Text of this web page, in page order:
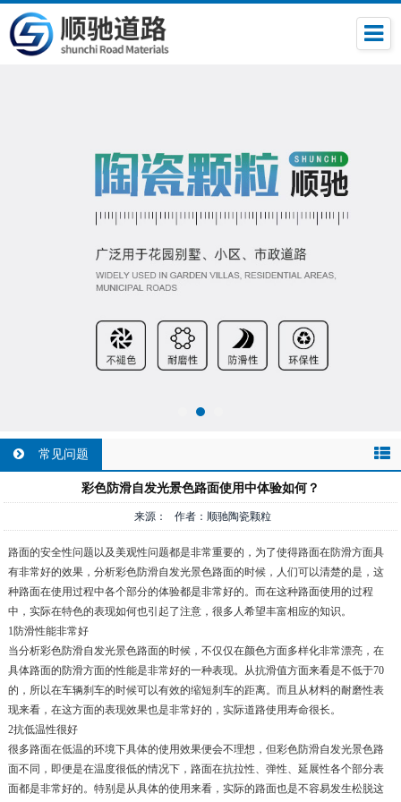
常见问题
彩色防滑自发光景色路面使用中体验如何？
来源： 作者：顺驰陶瓷颗粒
路面的安全性问题以及美观性问题都是非常重要的，为了使得路面在防滑方面具
有非常好的效果，分析彩色防滑自发光景色路面的时候，人们可以清楚的是，这
种路面在使用过程中各个部分的体验都是非常好的。而在这种路面使用的过程
中，实际在特色的表现如何也引起了注意，很多人希望丰富相应的知识。
1防滑性能非常好
当分析彩色防滑自发光景色路面的时候，不仅仅在颜色方面多样化非常漂亮，在
具体路面的防滑方面的性能是非常好的一种表现。从抗滑值方面来看是不低于70
的，所以在车辆刹车的时候可以有效的缩短刹车的距离。而且从材料的耐磨性表
现来看，在这方面的表现效果也是非常好的，实际道路使用寿命很长。
2抗低温性很好
很多路面在低温的环境下具体的使用效果便会不理想，但彩色防滑自发光景色路
面不同，即便是在温度很低的情况下，路面在抗拉性、弹性、延展性各个部分表
面都是非常好的。特别是从具体的使用来看，实际的路面也是不容易发生松脱这